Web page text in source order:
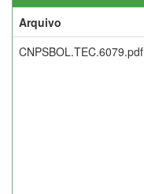
Arquivo
CNPSBOL.TEC.6079.pdf